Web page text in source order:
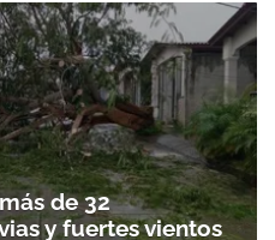
de 32
y fuertes vientos